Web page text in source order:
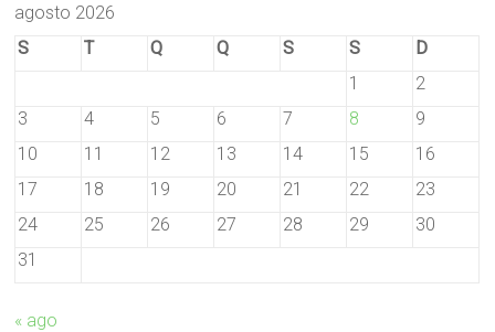
agosto 2026
S
T Q Q S S
D
1
2
3
4 5 6 7 8
9
10
11 12 13 14 15
16
17
18 19 20 21 22
23
24
25 26 27 28 29
30
31
« ago